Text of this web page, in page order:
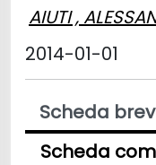
AIUTI ,
2014-01-01
Scheda
Scheda